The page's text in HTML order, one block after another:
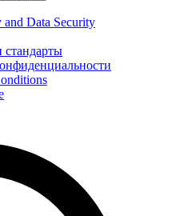
and Data Security